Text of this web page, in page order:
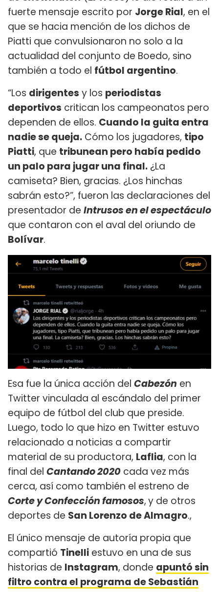
fuerte mensaje escrito por Jorge Rial, en el
que se hacia mención de los dichos de
Piatti que convulsionaron no solo a la
actualidad del conjunto de Boedo, sino
también a todo el fútbol argentino.
“Los dirigentes y los periodistas
deportivos critican los campeonatos pero
dependen de ellos. Cuando la guita entra
nadie se queja. Cómo los jugadores, tipo
Piatti, que tribunean pero había pedido
un palo para jugar una final. ¿La
camiseta? Bien, gracias. ¿Los hinchas
sabrán esto?”, fueron las declaraciones del
presentador de Intrusos en el espectáculo
que contaron con el aval del oriundo de
Bolívar.
Esa fue la única acción del Cabezón en
Twitter vinculada al escándalo del primer
equipo de fútbol del club que preside.
Luego, todo lo que hizo en Twitter estuvo
relacionado a noticias a compartir
material de su productora, Laflia, con la
final del Cantando 2020 cada vez más
cerca, así como también el estreno de
Corte y Confección famosos,y de otros
deportes de San Lorenzo de Almagro.,
El único mensaje de autoría propia que
compartió Tinelli estuvo en una de sus
historias de Instagram, donde apuntó sin
filtro contra el programa de Sebastián